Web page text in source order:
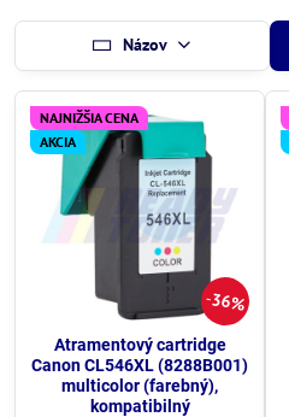
Názov
36%
NAJNIŽŠIA CENA
AKCIA
Atramentový cartridge
Canon CL546XL (8288B001)
multicolor (farebný),
kompatibilný